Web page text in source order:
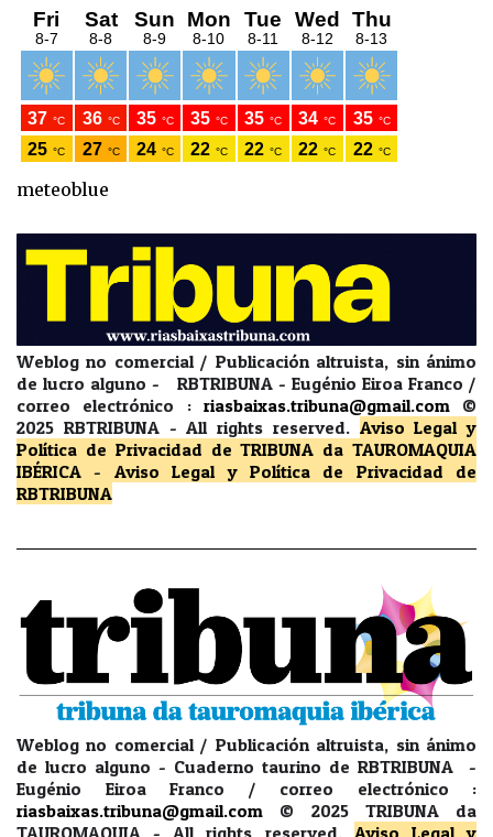
meteoblue
Weblog no comercial / Publicación altruista, sin ánimo
de lucro alguno - RBTRIBUNA - Eugénio Eiroa Franco /
correo electrónico : riasbaixas.tribuna@gmail.com
©
2025 RBTRIBUNA -All rights reserved. Aviso Legal y
Política de Privacidad de TRIBUNA da TAUROMAQUIA
IBÉRICA - Aviso Legal y Política de Privacidad
de
RBTRIBUNA
Weblog no comercial / Publicación altruista, sin ánimo
de lucro alguno - Cuaderno taurino de RBTRIBUNA -
Eugénio Eiroa Franco / correo electrónico :
riasbaixas.tribuna@gmail.com
© 2025 TRIBUNA da